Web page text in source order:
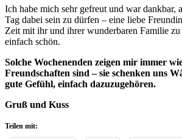
Ich habe mich sehr gefreut und war dankbar,
Tag dabei sein zu dürfen – eine liebe
Zeit mit ihr und ihrer wunderbaren Familie
einfach schön.
Solche Wochenenden zeigen mir immer
Freundschaften sind – sie schenken uns
gute Gefühl, einfach dazuzugehören.
Gruß und Kuss
Teilen mit: